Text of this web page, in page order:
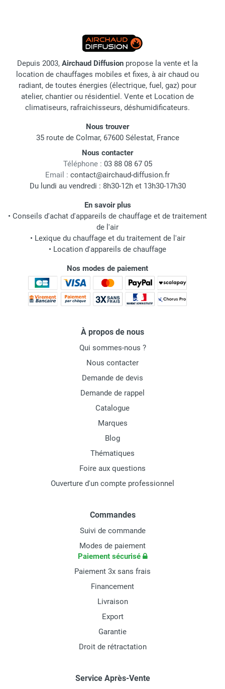
Depuis 2003, Airchaud Diffusion propose la vente et la
location de chauffages mobiles et fixes, à air chaud ou
radiant, de toutes énergies (électrique, fuel, gaz) pour
atelier, chantier ou résidentiel. Vente et Location de
climatiseurs, rafraichisseurs, déshumidificateurs.
Nous trouver
35 route de Colmar, 67600 Sélestat, France
Nous contacter
Téléphone : 03 88 08 67 05
Email : contact@airchaud-diffusion.fr
Du lundi au vendredi : 8h30-12h et 13h30-17h30
En savoir plus
• Conseils d'achat d'appareils de chauffage et de traitement
de l'air
• Lexique du chauffage et du traitement de l'air
• Location d'appareils de chauffage
Nos modes de paiement
À propos de nous
Qui sommes-nous ?
Nous contacter
Demande de devis
Demande de rappel
Catalogue
Marques
Blog
Thématiques
Foire aux questions
Ouverture d'un compte professionnel
Commandes
Suivi de commande
Modes de paiement
Paiement sécurisé
Paiement 3x sans frais
Financement
Livraison
Export
Garantie
Droit de rétractation
Service Après-Vente